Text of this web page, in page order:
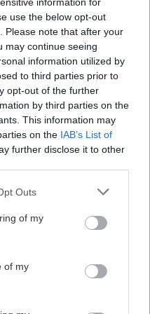
use the below opt-out
Please note that after your
may continue seeing
information utilized by
to third parties prior to
opt-out of the further
by third parties on the
This information may
on the IAB’s List of
further disclose it to other
Outs
of my
of my
κριθούν στις
22:25
τριών Ιταλών
22:25
22:19
διέλυσε 3-0